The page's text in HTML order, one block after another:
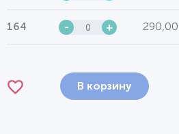
164 - + 290,00
В корзину